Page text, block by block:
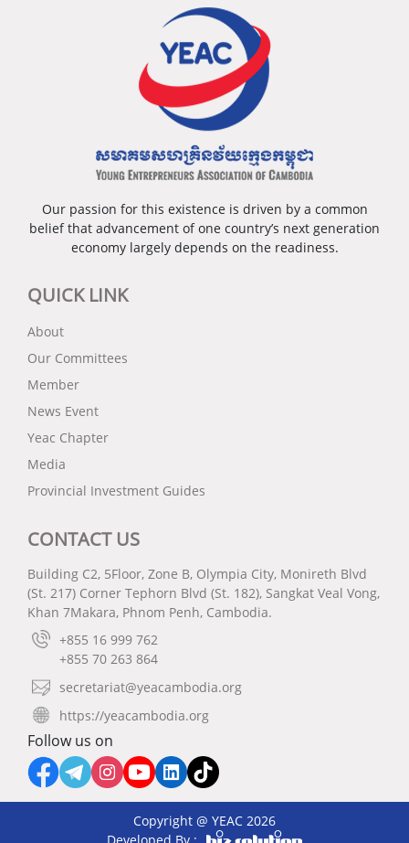
Our passion for this existence is driven by a common
belief that advancement of one country’s next generation
economy largely depends on the readiness.
QUICK LINK
About
Our Committees
Member
News Event
Yeac Chapter
Media
Provincial Investment Guides
CONTACT US
Building C2, 5Floor, Zone B, Olympia City, Monireth Blvd
(St. 217) Corner Tephorn Blvd (St. 182), Sangkat Veal Vong,
Khan 7Makara, Phnom Penh, Cambodia.
+855 16 999 762
+855 70 263 864
secretariat@yeacambodia.org
https://yeacambodia.org
Follow us on
Copyright @ YEAC 2026